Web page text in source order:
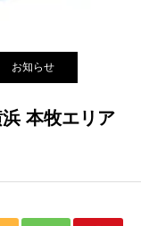
お知らせ
本牧エリア